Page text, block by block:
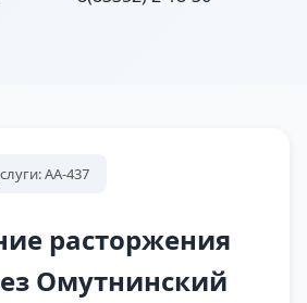
АА-437
расторжения
Омутнинский